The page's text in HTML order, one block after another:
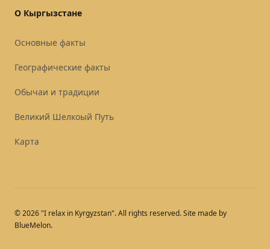
О Кыргызстане
Основные факты
Географические факты
Обычаи и традиции
Великий Шелкоый Путь
Карта
© 2026 "I relax in Kyrgyzstan". All rights reserved. Site made by
BlueMelon.